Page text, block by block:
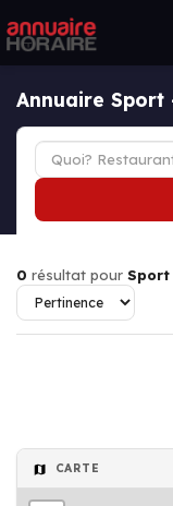
Annuaire Sport
0 résultat pour Sport
CARTE